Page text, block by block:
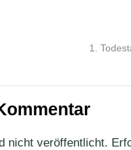
1.
nicht veröffentlicht.